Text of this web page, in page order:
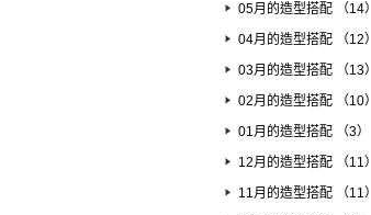
05月的造型搭配 （14）
04月的造型搭配 （12）
03月的造型搭配 （13）
02月的造型搭配 （10）
01月的造型搭配 （3）
12月的造型搭配 （11）
11月的造型搭配 （11）